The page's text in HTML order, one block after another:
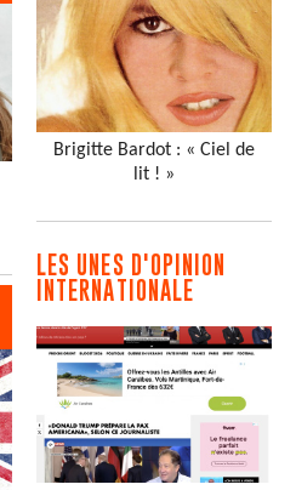
Brigitte Bardot : « Ciel de
lit ! »
LES UNES D'OPINION
INTERNATIONALE